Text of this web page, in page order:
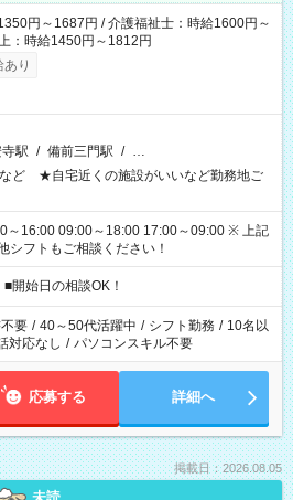
円～1687円 / 介護福祉士：時給1600円～
：時給1450円～1812円
り
駅 / 備前三門駅 / …
ど ★自宅近くの施設がいいなど勤務地ご
16:00 09:00～18:00 17:00～09:00 ※ 上記
シフトもご相談ください！
始日の相談OK！
要 / 40～50代活躍中 / シフト勤務 / 10名以
対応なし / パソコンスキル不要
応募する 詳細へ
掲載日：2026.08.05